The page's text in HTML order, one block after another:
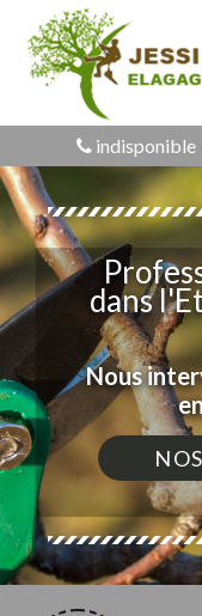
indisponible
dans
Nous